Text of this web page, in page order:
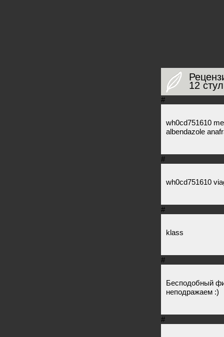
12
#
wh0cd751610
albendazole
#
wh0cd751610
#
klass
#
Бесподобный
неподражаем :)
#